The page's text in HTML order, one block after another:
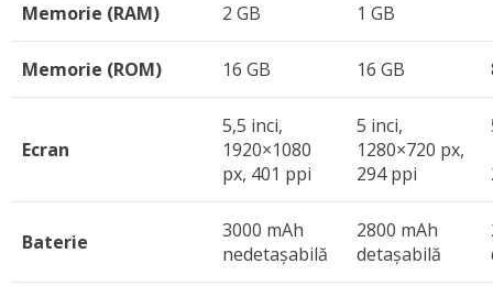
Memorie (RAM) 2 GB 1 GB
Memorie (ROM) 16 GB 16 GB
Ecran
5,5 inci,
1920×1080
px, 401 ppi
5 inci,
1280×720 px,
294 ppi
Baterie
3000 mAh
nedetașabilă
2800 mAh
detașabilă